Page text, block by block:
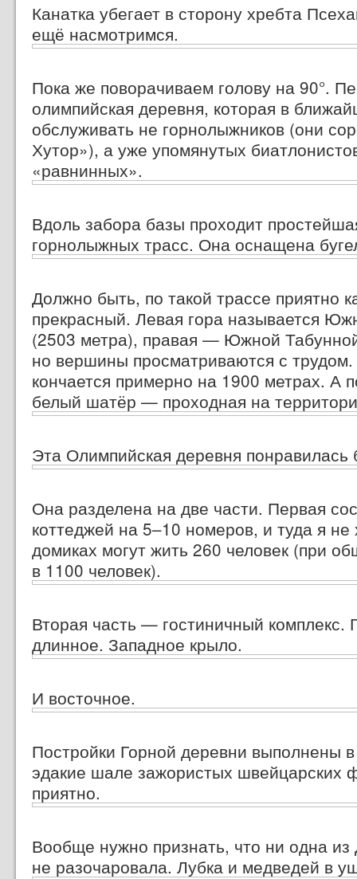
Канатка убегает в сторону хребта
ещё насмотримся.
Пока же поворачиваем голову на 90°.
олимпийская деревня, которая в
обслуживать не горнолыжников (они
Хутор»), а уже упомянутых
«равнинных».
Вдоль забора базы проходит
горнолыжных трасс. Она оснащена
Должно быть, по такой трассе приятно
прекрасный. Левая гора называется
(2503 метра), правая — Южной
но вершины просматриваются с
кончается примерно на 1900 метрах. А
белый шатёр — проходная на
Эта Олимпийская деревня понравилась
Она разделена на две части. Первая
коттеджей на 5–10 номеров, и туда я не
домиках могут жить 260 человек (при
в 1100 человек).
Вторая часть — гостиничный комплекс.
длинное. Западное крыло.
И восточное.
Постройки Горной деревни выполнены
эдакие шале зажористых швейцарских
приятно.
Вообще нужно признать, что ни одна из
не разочаровала. Лубка и медведей в